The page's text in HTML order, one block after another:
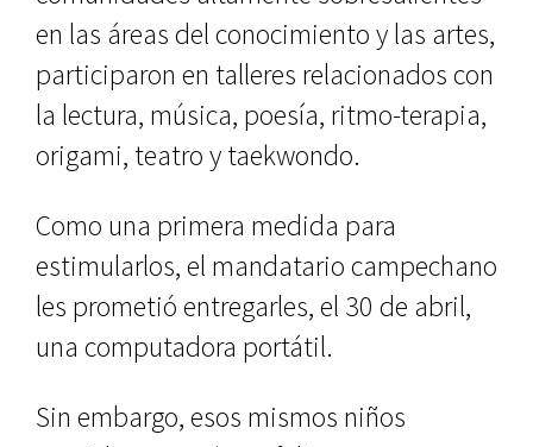
en las áreas del conocimiento y las artes,
participaron en talleres relacionados con
la lectura, música, poesía, ritmo-terapia,
origami, teatro y taekwondo.
Como una primera medida para
estimularlos, el mandatario campechano
les prometió entregarles, el 30 de abril,
una computadora portátil.
Sin embargo, esos mismos niños